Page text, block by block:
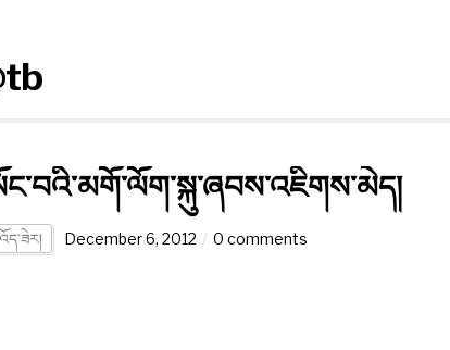
འོད་ཟེར། December 6, 2012 0 comments